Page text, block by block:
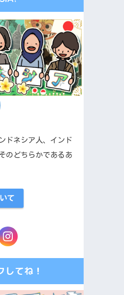
ドネシア人、インド
のどちらかであるあ
て
てね！